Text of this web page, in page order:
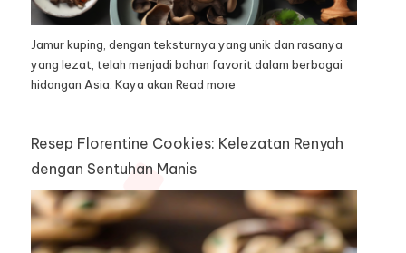
Jamur kuping, dengan teksturnya yang unik dan rasanya
yang lezat, telah menjadi bahan favorit dalam berbagai
hidangan Asia. Kaya akan Read more
Resep Florentine Cookies: Kelezatan Renyah
dengan Sentuhan Manis